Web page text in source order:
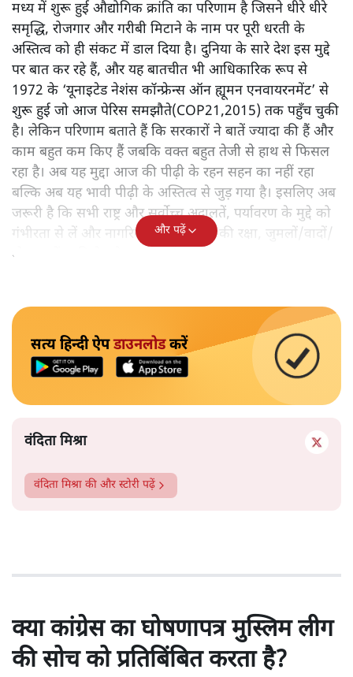
मध्य में शुरू हुई औद्योगिक क्रांति का परिणाम है जिसने धीरे धीरे
समृद्धि, रोजगार और गरीबी मिटाने के नाम पर पूरी धरती के
अस्तित्व को ही संकट में डाल दिया है। दुनिया के सारे देश इस मुद्दे
पर बात कर रहे हैं, और यह बातचीत भी आधिकारिक रूप से
1972 के ‘यूनाइटेड नेशंस कॉन्फ्रेन्स ऑन ह्यूमन एनवायरनमेंट’ से
शुरू हुई जो आज पेरिस समझौते(COP21,2015) तक पहुँच चुकी
है। लेकिन परिणाम बताते हैं कि सरकारों ने बातें ज्यादा की हैं और
काम बहुत कम किए हैं जबकि वक्त बहुत तेजी से हाथ से फिसल
रहा है। अब यह मुद्दा आज की पीढ़ी के रहन सहन का नहीं रहा
बल्कि अब यह भावी पीढ़ी के अस्तित्व से जुड़ गया है। इसलिए अब
जरूरी है कि सभी राष्ट्र और सर्वोच्च अदालतें, पर्यावरण के मुद्दे को
गंभीरता से लें और नागरिकों के अधिकारों की रक्षा, जुमलों/वादों/
घोषणाओं आदि के परे जाकर करें।
और पढ़ें
सत्य हिन्दी ऐपडाउनलोडकरें
वंदिता मिश्रा
वंदिता मिश्रा की और स्टोरी पढ़ें
क्या कांग्रेस का घोषणापत्र मुस्लिम लीग
की सोच को प्रतिबिंबित करता है?